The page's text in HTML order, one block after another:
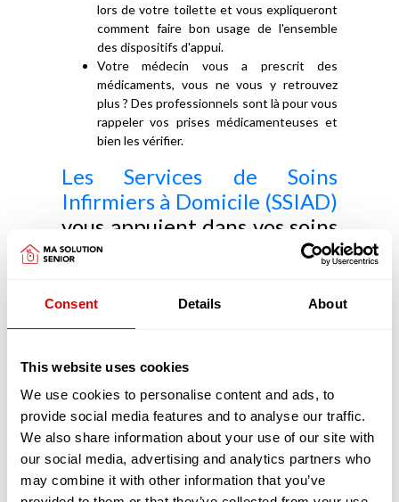
Consent Details About
This website uses cookies
We use cookies to personalise content and ads, to
provide social media features and to analyse our traffic.
We also share information about your use of our site with
our social media, advertising and analytics partners who
may combine it with other information that you’ve
lors de votre toilette et vous expliqueront
comment faire bon usage de l'ensemble
des dispositifs d'appui.
Votre médecin vous a prescrit des
médicaments, vous ne vous y retrouvez
plus ? Des professionnels sont là pour vous
rappeler vos prises médicamenteuses et
bien les vérifier.
Les Services de Soins
Infirmiers à Domicile (SSIAD)
vous appuient dans vos soins
médicaux
d'autonomie, d'éviter une hospitalisation ou d'en
faciliter le retour à domicile. Les SSIAD retardent
Principalement constitués d'infirmiers et d'aides-
soignants diplômés les SSIAD réalisent, pour
votre confort, de nombreux actes, chez vous :
Vous avez besoin de préparer vos
médicaments ou de les prendre ?
Heureusement que les infirmiers sont là
pour préparer vos piluliers afin que vous